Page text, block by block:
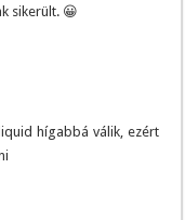
sikerült. 😀
hígabbá válik, ezért